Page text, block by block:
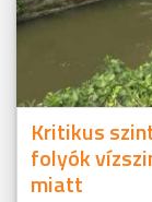
Kritikus
folyók
miatt